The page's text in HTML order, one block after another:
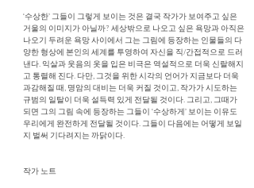
‘수상한’ 그들이 그렇게 보이는 것은 결국 작가가 보여주고 싶은
거울의 이미지가 아닐까? 세상밖으로 나오고 싶은 욕망과 아직은
나오기 두려운 욕망 사이에서 그는 그림에 등장하는 인물들의 다
양한 형상에 본인의 세계를 투영하여 자신을 직/간접적으로 드러
낸다. 익살과 웃음의 옷을 입은 비극은 역설적으로 더욱 신랄해지
고 통렬해 진다. 다만, 그것을 위한 시각의 언어가 지금보다 더욱
과감해질 때, 명암의 대비는 더욱 커질 것이고, 작가가 시도하는
규범의 일탈이 더욱 설득력 있게 전달될 것이다. 그리고, 그때가
되면 그의 그림 속에 등장하는 그들이 ‘수상하게’ 보이는 이유도
우리에게 완전하게 전달될 것이다. 그들이 다음에는 어떻게 보일
지 벌써 기다려지는 까닭이다.
작가 노트